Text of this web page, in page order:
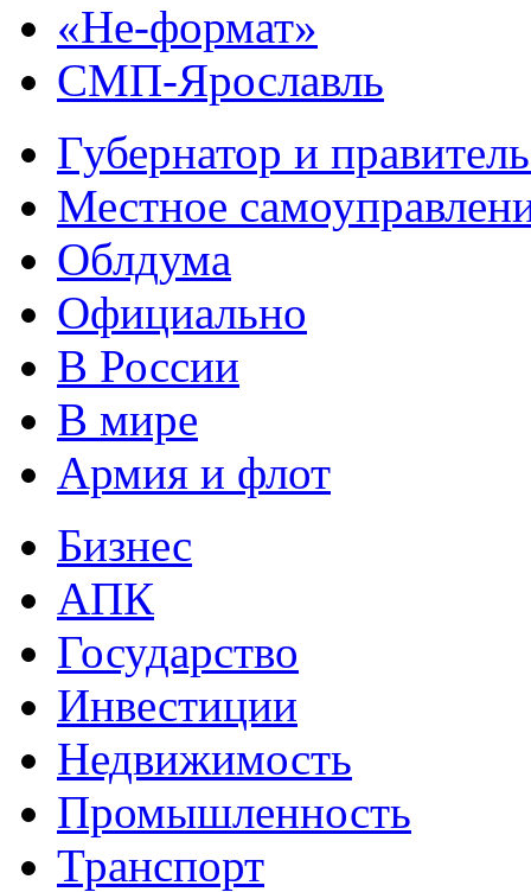
«Не-формат»
СМП-Ярославль
Губернатор и
Местное
Облдума
Официально
В России
В мире
Армия и флот
Бизнес
АПК
Государство
Инвестиции
Недвижимость
Промышленность
Транспорт